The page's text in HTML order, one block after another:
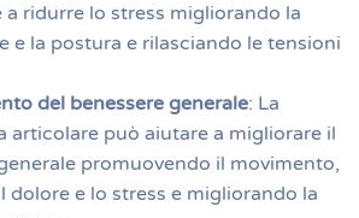
a ridurre lo stress migliorando la
e la postura e rilasciando le tensioni
del benessere generale: La
articolare può aiutare a migliorare il
promuovendo il movimento,
dolore e lo stress e migliorando la